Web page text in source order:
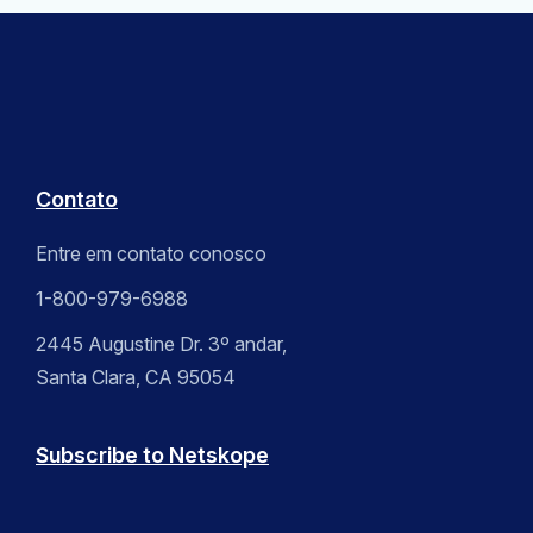
Contato
Entre em contato conosco
1-800-979-6988
2445 Augustine Dr. 3º andar,
Santa Clara, CA 95054
Subscribe to Netskope